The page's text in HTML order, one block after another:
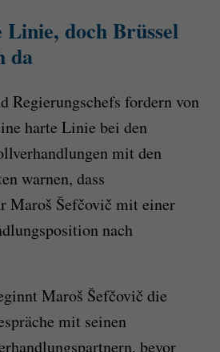
doch Brüssel
da
Regierungschefs fordern von
harte Linie bei den
mit den
warnen, dass
Maroš Šefčovič mit einer
nach
Maroš Šefčovič die
mit seinen
bevor